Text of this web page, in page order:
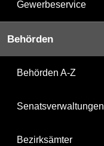
Gewerbeservice
Behörden
Behörden A-Z
Senatsverwaltungen
Bezirksämter